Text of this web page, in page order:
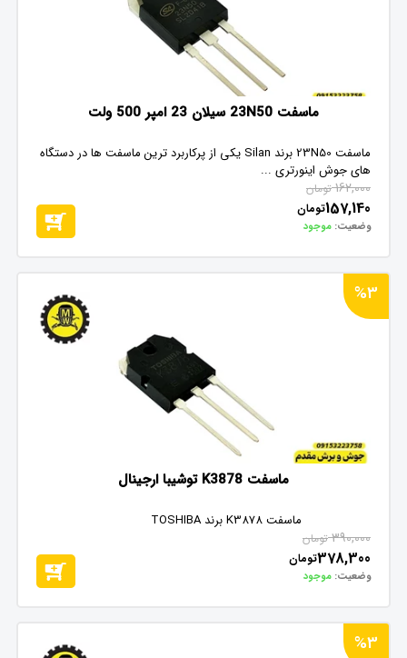
ماسفت 23N50 سیلان 23 امپر 500 ولت
ماسفت 23N50 برند Silan یکی از پرکاربرد ترین ماسفت ها در دستگاه
های جوش اینورتری ...
162,000 تومان
157,140تومان
وضعیت: موجود
%3
ماسفت K3878 توشیبا ارجینال
ماسفت K3878 برند TOSHIBA
390,000 تومان
378,300تومان
وضعیت: موجود
%3